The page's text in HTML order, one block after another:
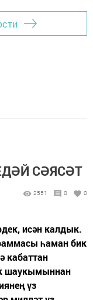
СӘЯСӘТ
2551 0 0
исән калдык.
һаман бик
кабаттан
шаукымыннан
үз